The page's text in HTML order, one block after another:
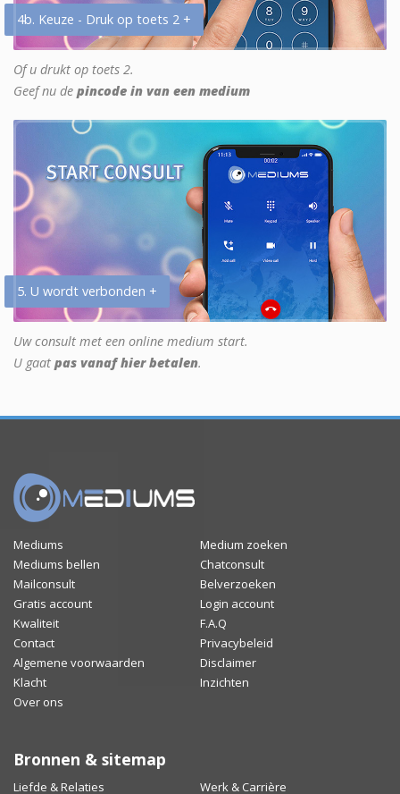
4b. Keuze - Druk op toets 2 +
Of u drukt op toets 2.
Geef nu de pincode in van een medium
5. U wordt verbonden +
Uw consult met een online medium start.
U gaat pas vanaf hier betalen.
Mediums
Medium zoeken
Mediums bellen
Chatconsult
Mailconsult
Belverzoeken
Gratis account
Login account
Kwaliteit
F.A.Q
Contact
Privacybeleid
Algemene voorwaarden
Disclaimer
Klacht
Inzichten
Over ons
Bronnen & sitemap
Liefde & Relaties Werk & Carrière